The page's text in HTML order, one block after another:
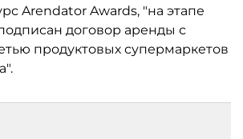
Arendator Awards, "на этапе
договор аренды с
продуктовых супермаркетов